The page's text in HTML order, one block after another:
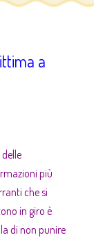
a
più
che si
in giro è
di non punire